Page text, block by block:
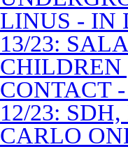
LINUS - IN
13/23:
CONTACT
12/23:
CARLO